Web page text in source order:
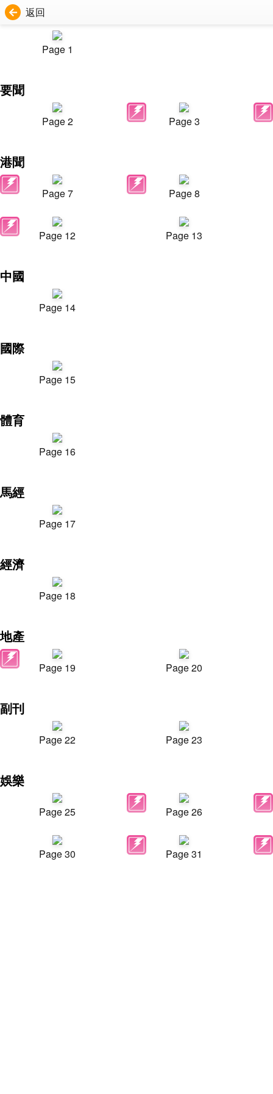
返回
Page 1
要聞
Page 2 Page 3
港聞
Page 7 Page 8
Page 12 Page 13
中國
Page 14
國際
Page 15
體育
Page 16
馬經
Page 17
經濟
Page 18
地產
Page 19 Page 20
副刊
Page 22 Page 23
娛樂
Page 25 Page 26
Page 30 Page 31